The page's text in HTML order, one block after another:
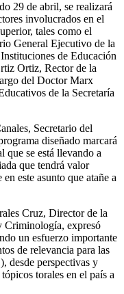
29 de abril, se realizará
involucrados en el
tales como el
General Ejecutivo de la
de Educación
Ortiz, Rector de la
del Doctor Marx
de la Secretaría
Secretario del
diseñado marcará
que se está llevando a
que tendrá valor
este asunto que atañe a
Cruz, Director de la
Criminología, expresó
un esfuerzo importante
de relevancia para las
desde perspectivas y
torales en el país a